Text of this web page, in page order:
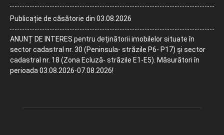
Publicație de căsătorie din 03.08.2026
ANUNȚ DE INTERES pentru deținătorii imobilelor situate în
sector cadastral nr. 30 (Peninsula- străzile P6- P17) și sector
cadastral nr. 18 (Zona Ecluză- străzile E1-E5). Măsurători în
perioada 03.08.2026-07.08.2026!